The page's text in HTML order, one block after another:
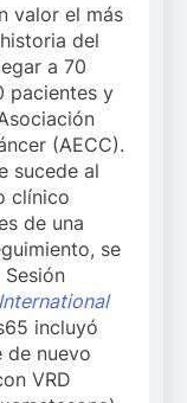
valor el más
del
a 70
pacientes y
(AECC).
sucede al
clínico
de una
se
International
incluyó
de nuevo
VRD